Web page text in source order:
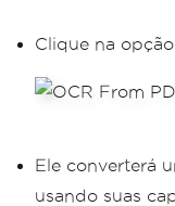
Clique na
Ele converterá
usando suas